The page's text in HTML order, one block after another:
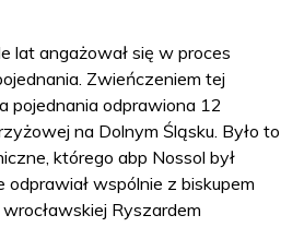
lat angażował się w proces
Zwieńczeniem tej
pojednania odprawiona 12
na Dolnym Śląsku. Było to
którego abp Nossol był
odprawiał wspólnie z biskupem
Ryszardem